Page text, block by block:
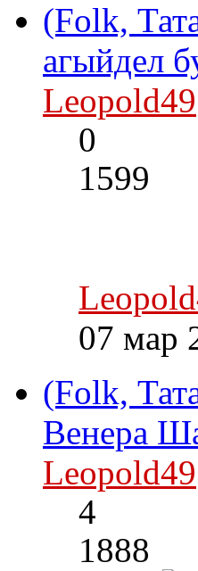
(Folk,
агыйдел
Leopold49
0
1599
07 мар
(Folk,
Венера
Leopold49
4
1888